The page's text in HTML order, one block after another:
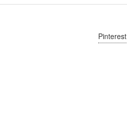
Pinterest